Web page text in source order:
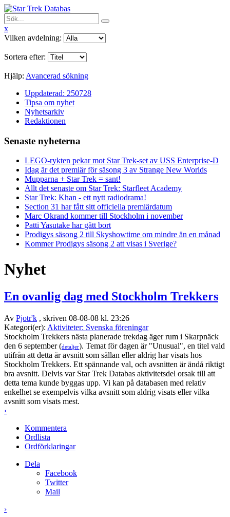
x
Vilken avdelning:
Sortera efter:
Hjälp: Avancerad sökning
Uppdaterad: 250728
Tipsa om nyhet
Nyhetsarkiv
Redaktionen
Senaste nyheterna
LEGO-rykten pekar mot Star Trek-set av USS Enterprise-D
Idag är det premiär för säsong 3 av Strange New Worlds
Mupparna + Star Trek = sant!
Allt det senaste om Star Trek: Starfleet Academy
Star Trek: Khan - ett nytt radiodrama!
Section 31 har fått sitt officiella premiärdatum
Marc Okrand kommer till Stockholm i november
Patti Yasutake har gått bort
Prodigys säsong 2 till Skyshowtime om mindre än en månad
Kommer Prodigys säsong 2 att visas i Sverige?
Nyhet
En ovanlig dag med Stockholm Trekkers
Av Pjotr'k , skriven 08-08-08 kl. 23:26
Kategori(er): Aktiviteter: Svenska föreningar
Stockholm Trekkers nästa planerade trekdag äger rum i Skarpnäck
den 6 september (detaljer). Temat för dagen är "Unusual", en titel vald
utifrån att detta är avsnitt som sällan eller aldrig har visats hos
Stockholm Trekkers. Ett spännande val, och avsnitten är ändå riktigt
bra avsnitt. Delvis var Star Trek Databas aktivitetsdel orsak till att
detta tema kunde byggas upp. Vi kan på databasen med relativ
enkelhet se exempelvis vilka avsnitt som aldrig visats eller vilka
avsnitt som visats mest.
‹
Kommentera
Ordlista
Ordförklaringar
Dela
Facebook
Twitter
Mail
›